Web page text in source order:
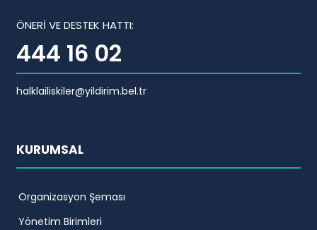
ÖNERİ VE DESTEK HATTI:
444 16 02
halklailiskiler@yildirim.bel.tr
KURUMSAL
Organizasyon Şeması
Yönetim Birimleri